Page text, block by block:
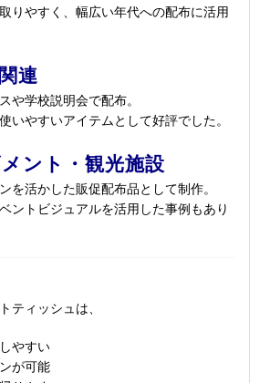
りやすく、幅広い年代への配布に活用
連
や学校説明会で配布。
いやすいアイテムとして好評でした。
ント・観光施設
を活かした販促配布品として制作。
ントビジュアルを活用した事例もあり
ティッシュは、
やすい
が可能